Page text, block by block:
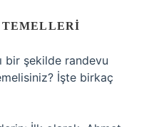
bir şekilde randevu
İşte birkaç